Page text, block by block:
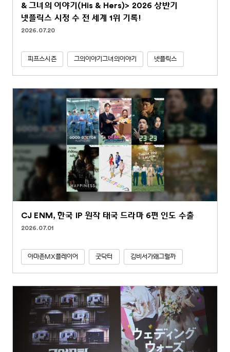
& 그녀의 이야기(His & Hers)> 2026 상반기
넷플릭스 시청 수 전 세계 1위 기록!
2026.07.20
피프스시즌 그의이야기그녀의이야기 넷플릭스
CJ ENM, 한국 IP 원작 태국 드라마 6편 인도 수출
2026.07.01
아마존MX플레이어 굿닥터 김비서가왜그럴까